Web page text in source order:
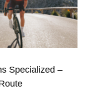
Specialized –